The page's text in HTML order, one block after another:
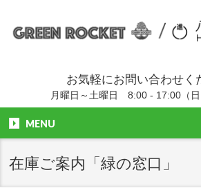
お気軽にお問い合わせく
月曜日～土曜日 8:00 - 17:00（日
MENU
在庫ご案内「緑の窓口」